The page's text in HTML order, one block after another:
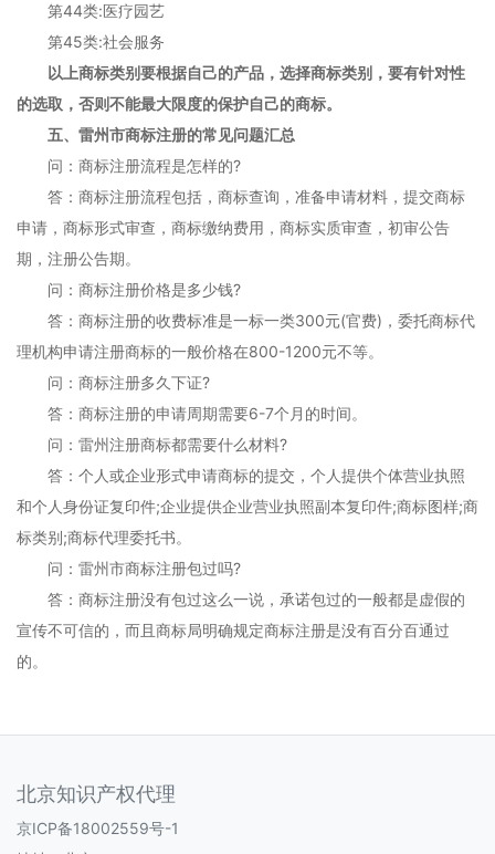
第44类:医疗园艺
第45类:社会服务
以上商标类别要根据自己的产品，选择商标类别，要有针对性
的选取，否则不能最大限度的保护自己的商标。
五、雷州市商标注册的常见问题汇总
问：商标注册流程是怎样的?
答：商标注册流程包括，商标查询，准备申请材料，提交商标
申请，商标形式审查，商标缴纳费用，商标实质审查，初审公告
期，注册公告期。
问：商标注册价格是多少钱?
答：商标注册的收费标准是一标一类300元(官费)，委托商标代
理机构申请注册商标的一般价格在800-1200元不等。
问：商标注册多久下证?
答：商标注册的申请周期需要6-7个月的时间。
问：雷州注册商标都需要什么材料?
答：个人或企业形式申请商标的提交，个人提供个体营业执照
和个人身份证复印件;企业提供企业营业执照副本复印件;商标图样;商
标类别;商标代理委托书。
问：雷州市商标注册包过吗?
答：商标注册没有包过这么一说，承诺包过的一般都是虚假的
宣传不可信的，而且商标局明确规定商标注册是没有百分百通过
的。
北京知识产权代理
京ICP备18002559号-1